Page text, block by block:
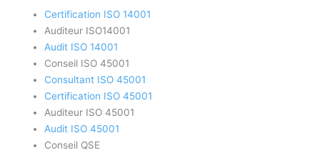
Certification ISO 14001
Auditeur ISO14001
Audit ISO 14001
Conseil ISO 45001
Consultant ISO 45001
Certification ISO 45001
Auditeur ISO 45001
Audit ISO 45001
Conseil QSE